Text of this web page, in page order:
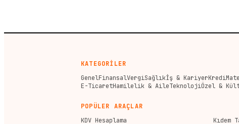
KATEGORİLER
GenelFinansalVergiSağlıkİş & KariyerKredi
E-TicaretHamilelik & AileTeknolojiÖzel &
POPÜLER ARAÇLAR
KDV Hesaplama
Kıdem